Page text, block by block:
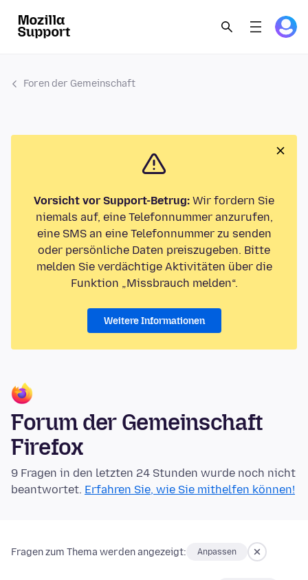
Foren der Gemeinschaft
Vorsicht vor Support-Betrug: Wir fordern Sie
niemals auf, eine Telefonnummer anzurufen,
eine SMS an eine Telefonnummer zu senden
oder persönliche Daten preiszugeben. Bitte
melden Sie verdächtige Aktivitäten über die
Funktion „Missbrauch melden“.
Weitere Informationen
Forum der Gemeinschaft
Firefox
9 Fragen in den letzten 24 Stunden wurde noch nicht
beantwortet. Erfahren Sie, wie Sie mithelfen können!
Fragen zum Thema werden angezeigt: Anpassen